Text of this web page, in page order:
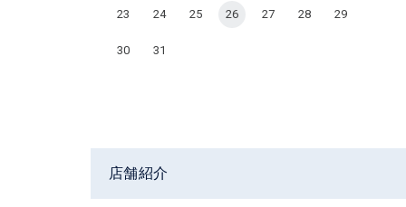
23 24 25 26 27 28 29
30 31
店舗紹介